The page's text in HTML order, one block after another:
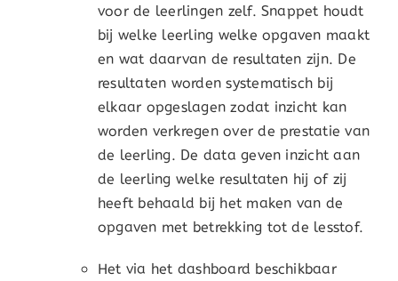
voor de leerlingen zelf. Snappet houdt
bij welke leerling welke opgaven maakt
en wat daarvan de resultaten zijn. De
resultaten worden systematisch bij
elkaar opgeslagen zodat inzicht kan
worden verkregen over de prestatie van
de leerling. De data geven inzicht aan
de leerling welke resultaten hij of zij
heeft behaald bij het maken van de
opgaven met betrekking tot de lesstof.
Het via het dashboard beschikbaar